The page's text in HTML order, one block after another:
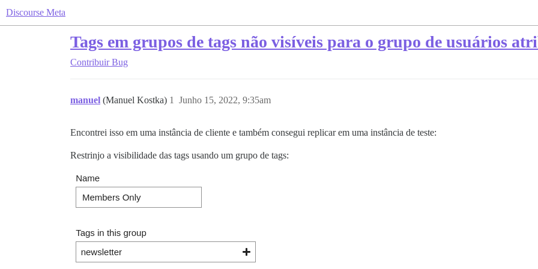
Discourse Meta
Tags em grupos de tags não visíveis para o grupo de usuários
Contribuir Bug
manuel (Manuel Kostka) Junho 15, 2022, 9:35am
1
Encontrei isso em uma instância de cliente e também consegui replicar em uma instância de teste:
Restrinjo a visibilidade das tags usando um grupo de tags: